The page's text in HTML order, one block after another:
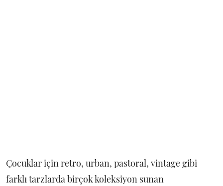
Çocuklar için retro, urban, pastoral, vintage gibi
farklı tarzlarda birçok koleksiyon sunan